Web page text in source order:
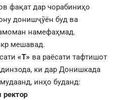
фақат дар чорабиниҳо
донишҷӯён буд ва
намефаҳмад.
мешавад.
«Т» ва раёсати тафтишот
ки дар Донишкада
инҳо буданд:
ректор